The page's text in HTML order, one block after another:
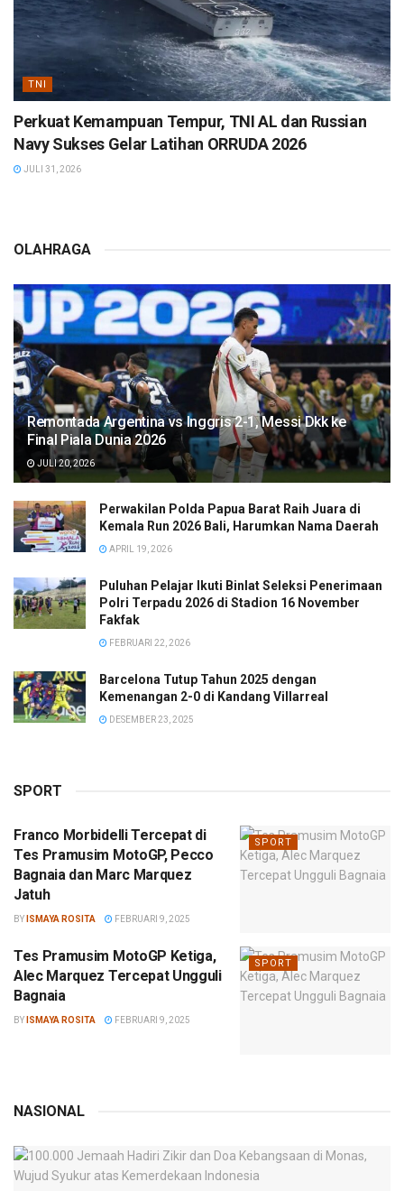
TNI
Perkuat Kemampuan Tempur, TNI AL dan Russian
Navy Sukses Gelar Latihan ORRUDA 2026
JULI 31, 2026
OLAHRAGA
Remontada Argentina vs Inggris 2-1, Messi Dkk ke
Final Piala Dunia 2026
JULI 20, 2026
Perwakilan Polda Papua Barat Raih Juara di
Kemala Run 2026 Bali, Harumkan Nama Daerah
APRIL 19, 2026
Puluhan Pelajar Ikuti Binlat Seleksi Penerimaan
Polri Terpadu 2026 di Stadion 16 November
Fakfak
FEBRUARI 22, 2026
Barcelona Tutup Tahun 2025 dengan
Kemenangan 2-0 di Kandang Villarreal
DESEMBER 23, 2025
SPORT
SPORT
Franco Morbidelli Tercepat di
Tes Pramusim MotoGP, Pecco
Bagnaia dan Marc Marquez
Jatuh
BY ISMAYA ROSITA FEBRUARI 9, 2025
SPORT
Tes Pramusim MotoGP Ketiga,
Alec Marquez Tercepat Ungguli
Bagnaia
BY ISMAYA ROSITA FEBRUARI 9, 2025
NASIONAL